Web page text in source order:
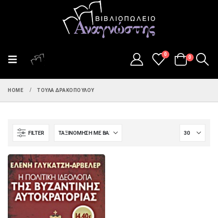
0
0
HOME ΤΟΎΛΑ ΔΡΑΚΟΠΟΎΛΟΥ
FILTER